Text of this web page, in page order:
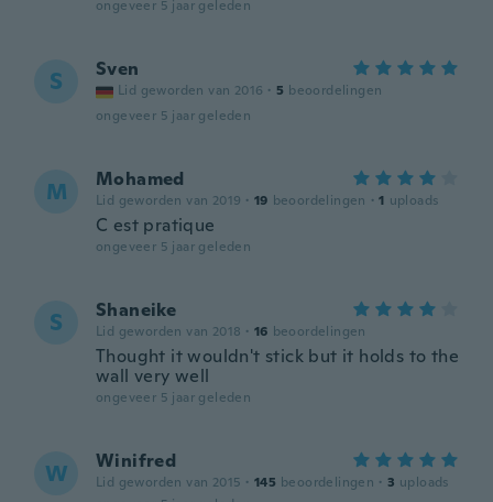
ongeveer 5 jaar geleden
S Sven
Lid geworden van 2016 · 5 beoordelingen
ongeveer 5 jaar geleden
M Mohamed
Lid geworden van 2019 · 19 beoordelingen · 1 uploads
C est pratique
ongeveer 5 jaar geleden
S Shaneike
Lid geworden van 2018 · 16 beoordelingen
Thought it wouldn't stick but it holds to the
wall very well
ongeveer 5 jaar geleden
W Winifred
Lid geworden van 2015 · 145 beoordelingen · 3 uploads